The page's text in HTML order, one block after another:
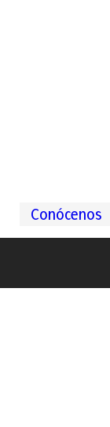
Conócenos